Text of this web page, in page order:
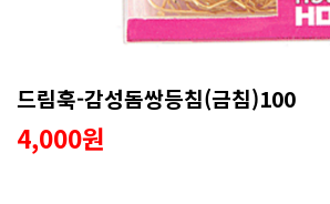
드림훅-감성돔쌍등침(금침)100
4,000원